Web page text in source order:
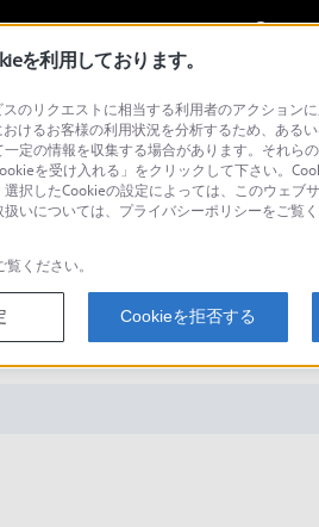
(WPS)で接続する
を利用しております。
のリクエストに相当する利用者のアクション
けるお客様の利用状況を分析するため、ある
定の情報を収集する場合があります。それら
を受け入れる」をクリックして下さい。
択したCookieの設定によっては、このウェ
いについては、プライバシーポリシーをご覧く
覧ください。
Cookieを拒否する